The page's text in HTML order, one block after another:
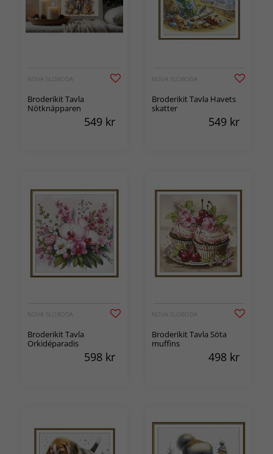
NOVA SLOBODA
Broderikit Tavla
Nötknäpparen
549 kr
NOVA SLOBODA
Broderikit Tavla Havets
skatter
549 kr
NOVA SLOBODA
Broderikit Tavla
Orkidéparadis
598 kr
NOVA SLOBODA
Broderikit Tavla Söta
muffins
498 kr